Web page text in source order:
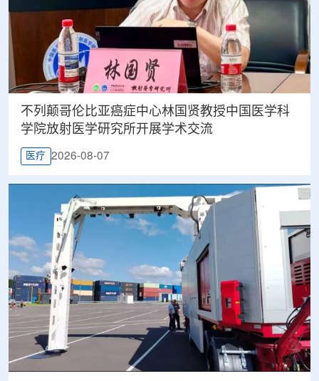
不列颠哥伦比亚癌症中心林国贤教授中国医学科
学院放射医学研究所开展学术交流
医疗 2026-08-07